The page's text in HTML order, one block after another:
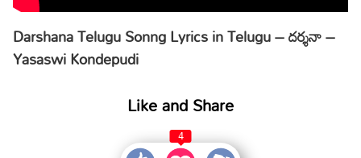
Darshana Telugu Sonng Lyrics in Telugu – దర్శనా –
Yasaswi Kondepudi
Like and Share
4